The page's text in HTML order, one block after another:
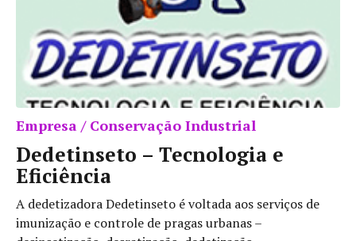
Empresa / Conservação Industrial
Dedetinseto – Tecnologia e
Eficiência
A dedetizadora Dedetinseto é voltada aos serviços de
imunização e controle de pragas urbanas –